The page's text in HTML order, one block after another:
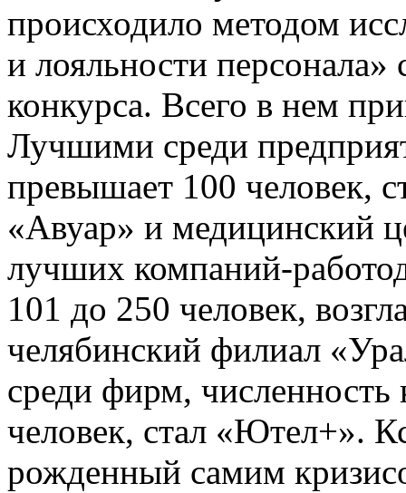
происходило методом
и лояльности
конкурса. Всего в нем
Лучшими среди
превышает 100 человек,
«Авуар» и медицинский
лучших компаний-
101 до 250 человек,
челябинский филиал
среди фирм,
человек, стал «Ютел+».
рожденный самим